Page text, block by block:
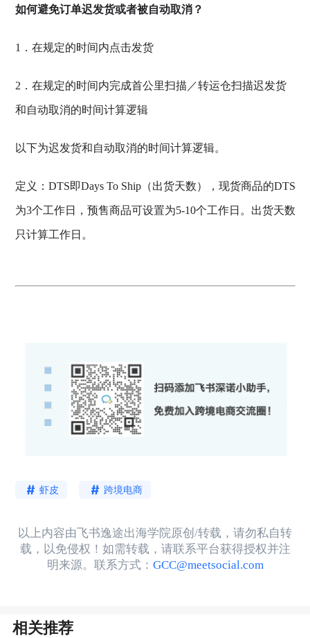
如何避免订单迟发货或者被自动取消？
1．在规定的时间内点击发货
2．在规定的时间内完成首公里扫描／转运仓扫描迟发货
和自动取消的时间计算逻辑
以下为迟发货和自动取消的时间计算逻辑。
定义：DTS即Days To Ship（出货天数），现货商品的DTS
为3个工作日，预售商品可设置为5-10个工作日。出货天数
只计算工作日。
虾皮 跨境电商
以上内容由飞书逸途出海学院原创/转载，请勿私自转
载，以免侵权！如需转载，请联系平台获得授权并注
明来源。联系方式： GCC@meetsocial.com
相关推荐